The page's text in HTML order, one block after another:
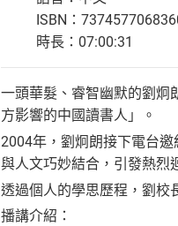
ISBN：
時長：07:00:31
一頭華髮、睿智幽默的劉炯
方影響的中國讀書人」。
2004年，劉炯朗接下電台
與人文巧妙結合，引發熱烈
透過個人的學思歷程，劉校
播講介紹：